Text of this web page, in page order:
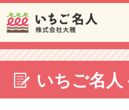
いちご名